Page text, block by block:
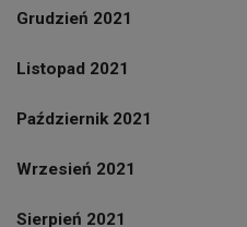
Grudzień 2021
Listopad 2021
Październik 2021
Wrzesień 2021
Sierpień 2021